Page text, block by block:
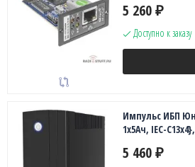
5 260 ₽
Доступно к заказу
Импульс ИБП
1х5Ач, IEC-
5 460 ₽